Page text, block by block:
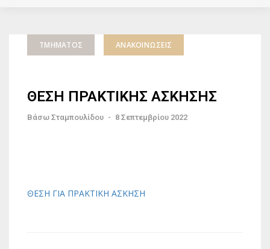
ΤΜΉΜΑΤΟΣ ΑΝΑΚΟΙΝΏΣΕΙΣ
ΘΕΣΗ ΠΡΑΚΤΙΚΗΣ ΑΣΚΗΣΗΣ
Βάσω Σταμπουλίδου - 8 Σεπτεμβρίου 2022
ΘΕΣΗ ΓΙΑ ΠΡΑΚΤΙΚΗ ΑΣΚΗΣΗ